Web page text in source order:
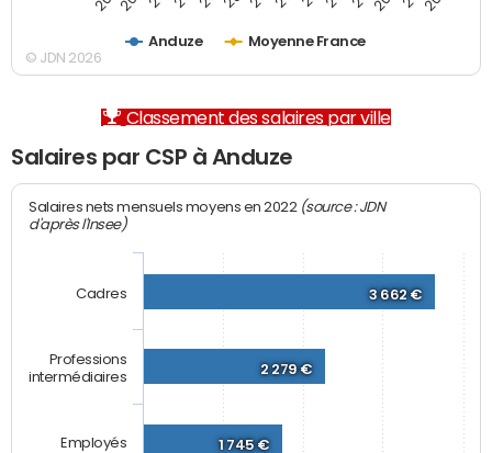
Anduze Moyenne France
© JDN 2026
Classement des salaires par ville
Salaires par CSP à Anduze
Salaires nets mensuels moyens en 2022 (source : JDN
d'après l'Insee)
3 662 €
2 279 €
1 745 €
Cadres
Professions
intermédiaires
Employés